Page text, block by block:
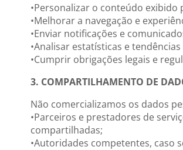
•Personalizar o conteúdo
•Melhorar a navegação e
•Enviar notificações e
•Analisar estatísticas e
•Cumprir obrigações legais e
3. COMPARTILHAMENTO DE
Não comercializamos os dados
•Parceiros e prestadores de
compartilhadas;
•Autoridades competentes, caso